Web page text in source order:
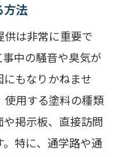
方法
は非常に重要で
中の騒音や臭気が
もなりかねませ
用する塗料の種類
掲示板、直接訪問
特に、通学路や通